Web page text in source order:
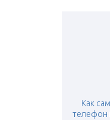
Как
телефон